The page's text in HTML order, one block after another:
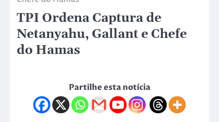
TPI Ordena Captura de
Netanyahu, Gallant e Chefe
do Hamas
Partilhe esta notícia